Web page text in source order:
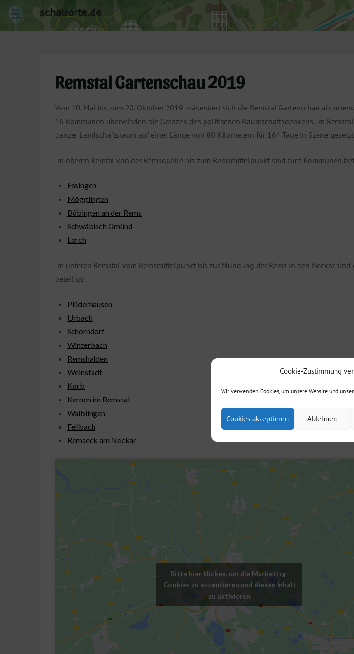
Cookie-Zustimmung
Wir verwenden Cookies, um unsere Website und
Cookies akzeptieren Ablehnen
Skip
content
schauorte.de
Remstal Gartenschau 2019
Vom 10. Mai bis zum 20. Oktober 2019 präsentiert sich die Remstal Gartenschau als
16 Kommunen überwinden die Grenzen des politischen Raumschaftsdenkens. Im
ganzer Landschaftsraum auf einer Länge von 80 Kilometern für 164 Tage in Szene
Im oberen Remtal von der Remsquelle bis zum Remsmittelpunkt sind fünf Kommunen
Essingen
Mögglingen
Böbingen an der Rems
Schwäbisch Gmünd
Lorch
Im unteren Remstal vom Remsmittelpunkt bis zur Mündung der Rems in den Neckar sind
beteiligt:
Plüderhausen
Urbach
Schorndorf
Winterbach
Remshalden
Weinstadt
Korb
Kernen im Remstal
Waiblingen
Fellbach
Remseck am Neckar
Bitte hier klicken, um die Marketing-
Cookies zu akzeptieren und diesen Inhalt
zu aktivieren